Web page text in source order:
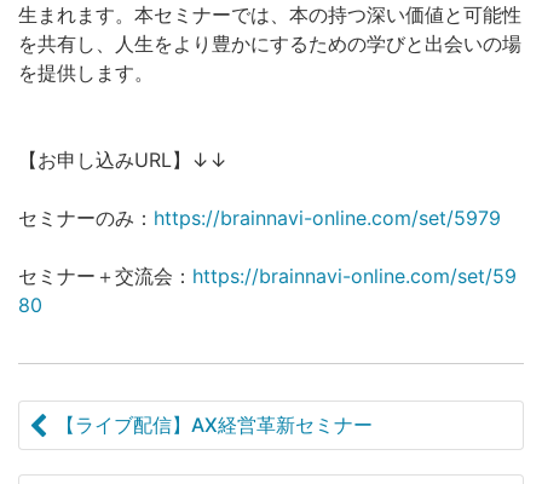
生まれます。本セミナーでは、本の持つ深い価値と可能性
を共有し、人生をより豊かにするための学びと出会いの場
を提供します。
【お申し込みURL】↓↓
セミナーのみ： https://brainnavi-online.com/set/5979
セミナー＋交流会： https://brainnavi-online.com/set/59
80
【ライブ配信】AX経営革新セミナー